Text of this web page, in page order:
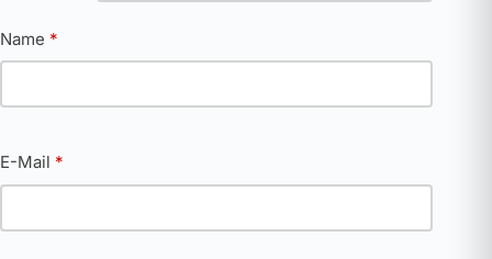
Name *
E-Mail *